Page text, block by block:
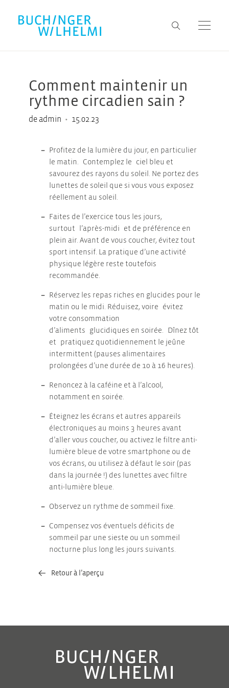
Comment maintenir un
rythme circadien sain ?
de admin • 15.02.23
Profitez de la lumière du jour, en particulier
le matin. Contemplez le ciel bleu et
savourez des rayons du soleil. Ne portez des
lunettes de soleil que si vous vous exposez
réellement au soleil.
Faites de l’exercice tous les jours,
surtout l’après-midi et de préférence en
plein air. Avant de vous coucher, évitez tout
sport intensif. La pratique d’une activité
physique légère reste toutefois
recommandée.
Réservez les repas riches en glucides pour le
matin ou le midi. Réduisez, voire évitez
votre consommation
d’aliments glucidiques en soirée. Dînez tôt
et pratiquez quotidiennement le jeûne
intermittent (pauses alimentaires
prolongées d’une durée de 10 à 16 heures).
Renoncez à la caféine et à l’alcool,
notamment en soirée.
Éteignez les écrans et autres appareils
électroniques au moins 3 heures avant
d’aller vous coucher, ou activez le filtre anti-
lumière bleue de votre smartphone ou de
vos écrans, ou utilisez à défaut le soir (pas
dans la journée !) des lunettes avec filtre
anti-lumière bleue.
Observez un rythme de sommeil fixe.
Compensez vos éventuels déficits de
sommeil par une sieste ou un sommeil
nocturne plus long les jours suivants.
Retour à l’aperçu